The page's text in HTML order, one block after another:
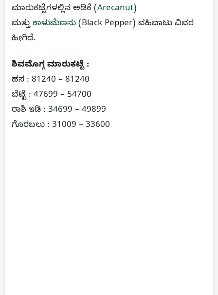
ಮಾರುಕಟ್ಟೆಗಳಲ್ಲಿನ ಅಡಿಕೆ (Arecanut)
ಮತ್ತುಕಾಳುಮೆಣಸು (Black Pepper) ವಹಿವಾಟು ವಿವರ
ಹೀಗಿದೆ.
ಶಿವಮೊಗ್ಗ ಮಾರುಕಟ್ಟೆ :
ಹಸ : 81240 – 81240
ಬೆಟ್ಟೆ : 47699 – 54700
ರಾಶಿ ಇಡಿ : 34699 – 49899
ಗೊರಬಲು : 31009 – 33600